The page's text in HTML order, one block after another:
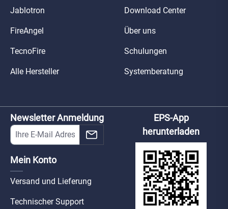
Jablotron
FireAngel
TecnoFire
Alle Hersteller
Download Center
Über uns
Schulungen
Systemberatung
Newsletter Anmeldung
Mein Konto
Versand und Lieferung
Technischer Support
EPS-App
herunterladen